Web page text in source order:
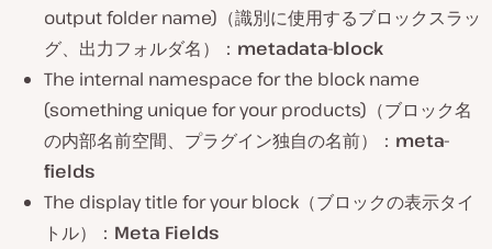
output folder name)（識別に使用するブロックスラッ
グ、出力フォルダ名）： metadata-block
The internal namespace for the block name
(something unique for your products)（ブロック名
の内部名前空間、プラグイン独自の名前）： meta-
fields
The display title for your block（ブロックの表示タイ
トル）： Meta Fields